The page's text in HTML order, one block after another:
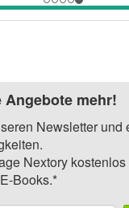
Angebote mehr!
Newsletter und
Nextory
Books.*